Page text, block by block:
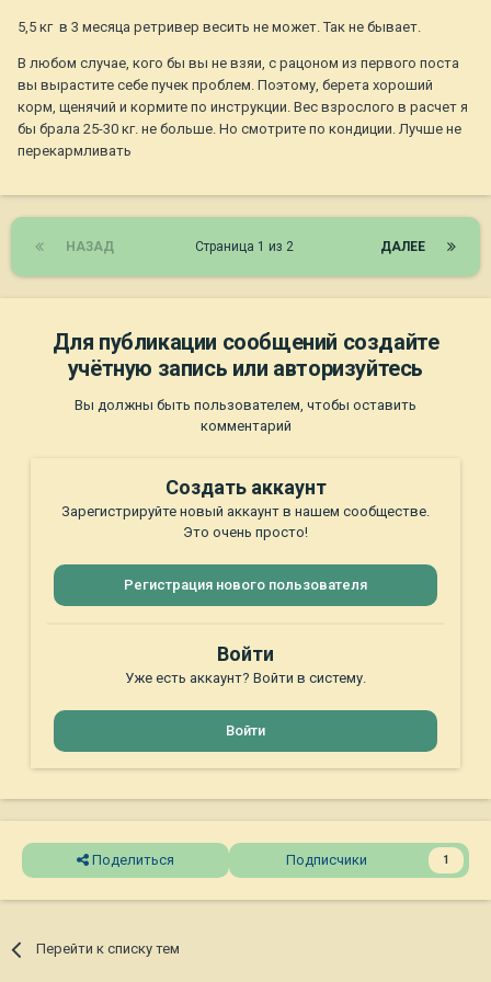
5,5 кг в 3 месяца ретривер весить не может. Так не бывает.
В любом случае, кого бы вы не взяи, с рацоном из первого поста
вы вырастите себе пучек проблем. Поэтому, берета хороший
корм, щенячий и кормите по инструкции. Вес взрослого в расчет я
бы брала 25-30 кг. не больше. Но смотрите по кондиции. Лучше не
перекармливать
НАЗАД ДАЛЕЕ
Страница 1 из 2
Для публикации сообщений создайте
учётную запись или авторизуйтесь
Вы должны быть пользователем, чтобы оставить
комментарий
Создать аккаунт
Зарегистрируйте новый аккаунт в нашем сообществе.
Это очень просто!
Регистрация нового пользователя
Войти
Уже есть аккаунт? Войти в систему.
Войти
Поделиться Подписчики 1
Перейти к списку тем